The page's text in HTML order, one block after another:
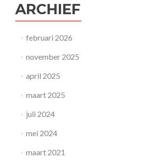
ARCHIEF
februari 2026
november 2025
april 2025
maart 2025
juli 2024
mei 2024
maart 2021